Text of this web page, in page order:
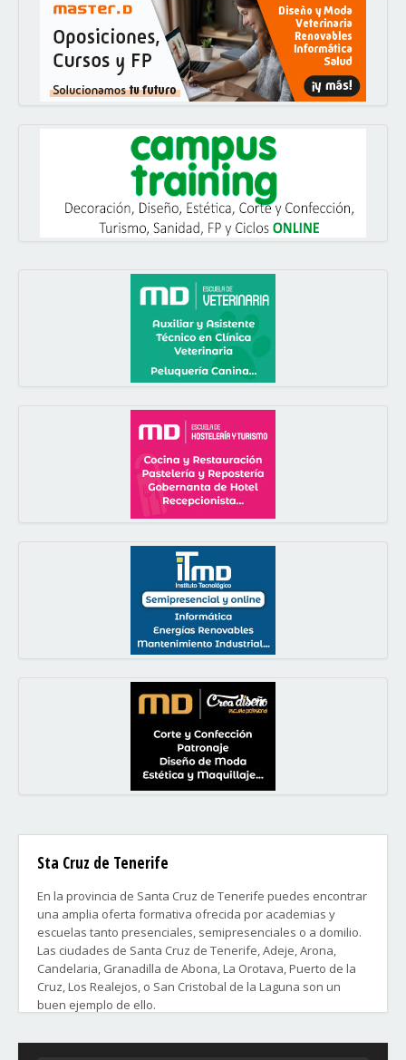
Sta Cruz de Tenerife
En la provincia de Santa Cruz de Tenerife puedes encontrar
una amplia oferta formativa ofrecida por academias y
escuelas tanto presenciales, semipresenciales o a domilio.
Las ciudades de Santa Cruz de Tenerife, Adeje, Arona,
Candelaria, Granadilla de Abona, La Orotava, Puerto de la
Cruz, Los Realejos, o San Cristobal de la Laguna son un
buen ejemplo de ello.
Distritos y Barrios de la ciudad de Santa Cruz de Tenerife: